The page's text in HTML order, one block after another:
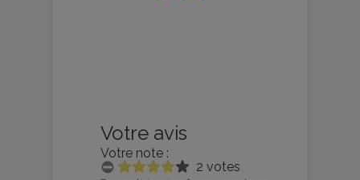
Votre avis
Votre note :
2 votes